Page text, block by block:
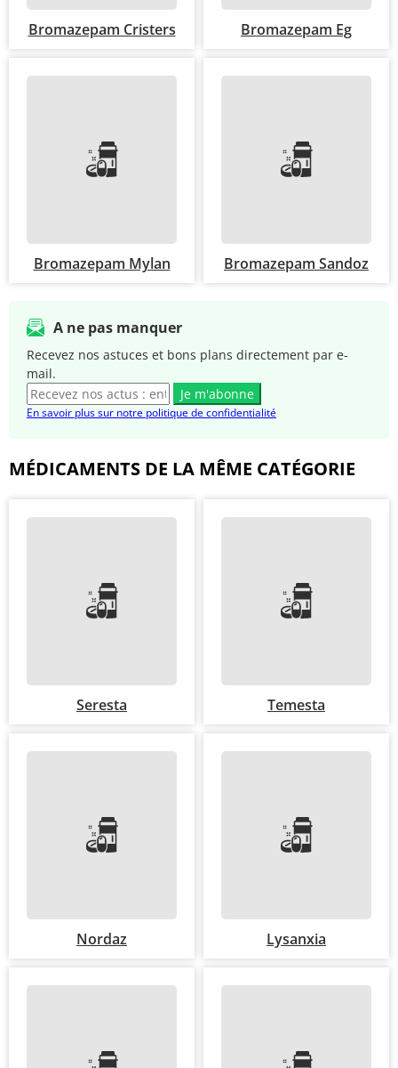
Bromazepam Cristers Bromazepam Eg
Bromazepam Mylan Bromazepam Sandoz
A ne pas manquer
Recevez nos astuces et bons plans directement par e-
mail.
Je m'abonne
En savoir plus sur notre politique de confidentialité
MÉDICAMENTS DE LA MÊME CATÉGORIE
Seresta Temesta
Nordaz Lysanxia